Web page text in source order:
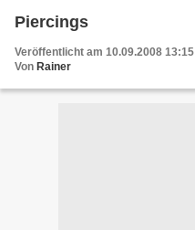
Piercings
Veröffentlicht am 10.09.2008 13:15
Von Rainer